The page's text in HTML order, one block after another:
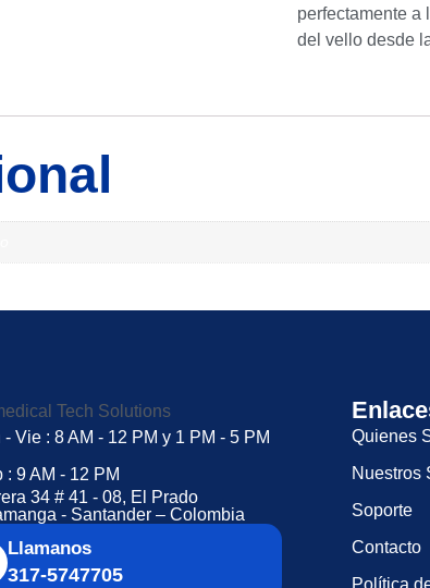
perfectamente a
del vello desde
- Vie : 8 AM - 12 PM y 1 PM - 5 PM
: 9 AM - 12 PM
34 # 41 - 08, El Prado
- Santander – Colombia
Llamanos
317-5747705
Quienes
Nuestros
Soporte
Contacto